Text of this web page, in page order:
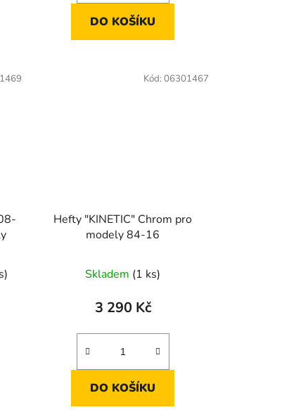
DO KOŠÍKU
Hefty "KINETIC" Chrom pro
modely 84-16
Skladem (1 ks)
3 290 Kč
DO KOŠÍKU
Kód: 06301467